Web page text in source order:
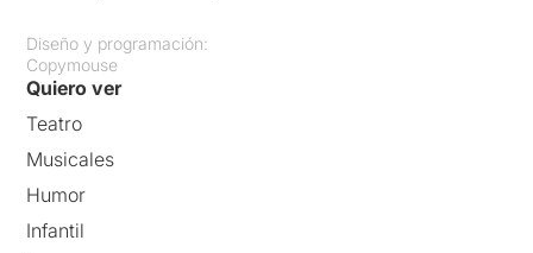
Diseño y programación:
Copymouse
Quiero ver
Teatro
Musicales
Humor
Infantil